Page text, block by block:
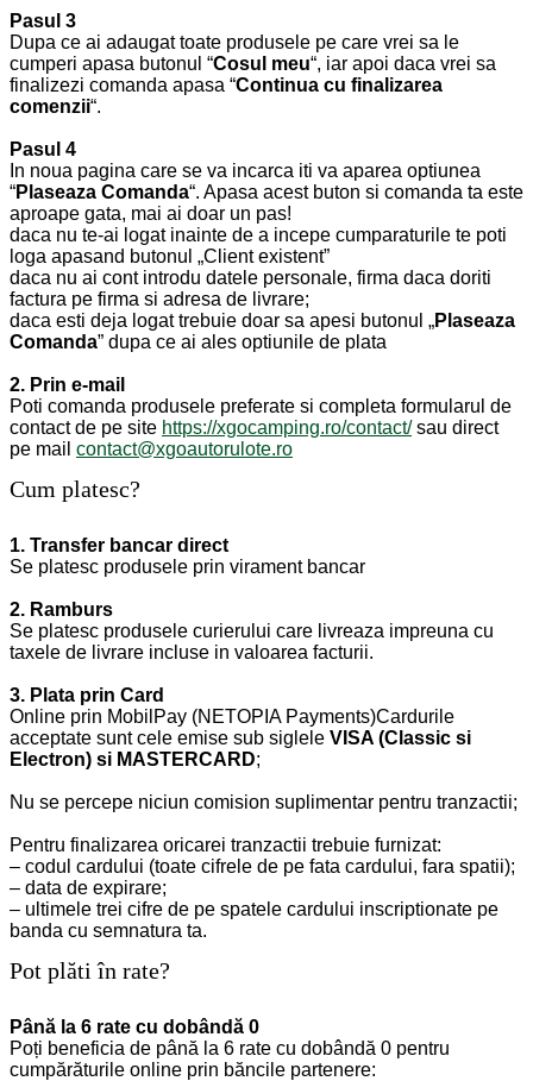
Pasul 3
Dupa ce ai adaugat toate produsele pe care vrei sa le
cumperi apasa butonul “Cosul meu“, iar apoi daca vrei sa
finalizezi comanda apasa “Continua cu finalizarea
comenzii“.
Pasul 4
In noua pagina care se va incarca iti va aparea optiunea
“Plaseaza Comanda“. Apasa acest buton si comanda ta este
aproape gata, mai ai doar un pas!
daca nu te-ai logat inainte de a incepe cumparaturile te poti
loga apasand butonul „Client existent”
daca nu ai cont introdu datele personale, firma daca doriti
factura pe firma si adresa de livrare;
daca esti deja logat trebuie doar sa apesi butonul „Plaseaza
Comanda” dupa ce ai ales optiunile de plata
2. Prin e-mail
Poti comanda produsele preferate si completa formularul de
contact de pe site https://xgocamping.ro/contact/sau direct
pe mail contact@xgoautorulote.ro
Cum platesc?
1. Transfer bancar direct
Se platesc produsele prin virament bancar
2. Ramburs
Se platesc produsele curierului care livreaza impreuna cu
taxele de livrare incluse in valoarea facturii.
3. Plata prin Card
Online prin MobilPay (NETOPIA Payments)Cardurile
acceptate sunt cele emise sub siglele VISA (Classic si
Electron) si MASTERCARD;
Nu se percepe niciun comision suplimentar pentru tranzactii;
Pentru finalizarea oricarei tranzactii trebuie furnizat:
– codul cardului (toate cifrele de pe fata cardului, fara spatii);
– data de expirare;
– ultimele trei cifre de pe spatele cardului inscriptionate pe
banda cu semnatura ta.
Pot plăti în rate?
Până la 6 rate cu dobândă 0
Poți beneficia de până la 6 rate cu dobândă 0 pentru
cumpărăturile online prin băncile partenere: